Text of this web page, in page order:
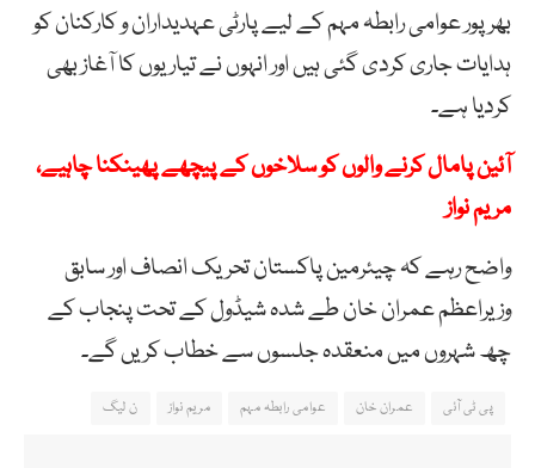
بھرپور عوامی رابطہ مہم کے لیے پارٹی عہدیداران و کارکنان کو
ہدایات جاری کردی گئی ہیں اور انہوں نے تیاریوں کا آغاز بھی
کردیا ہے۔
آئین پامال کرنے والوں کو سلاخوں کے پیچھے پھینکنا چاہیے،
مریم نواز
واضح رہے کہ چیئرمین پاکستان تحریک انصاف اور سابق
وزیراعظم عمران خان طے شدہ شیڈول کے تحت پنجاب کے
چھ شہروں میں منعقدہ جلسوں سے خطاب کریں گے۔
پی ٹی آئی عمران خان عوامی رابطہ مہم مریم نواز ن لیگ